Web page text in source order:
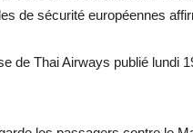
de sécurité européennes
de Thai Airways publié lundi